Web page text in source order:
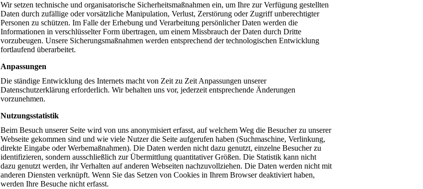
Wir setzen technische und organisatorische Sicherheitsmaßnahmen ein, um Ihre zur Verfügung gestellten
Daten durch zufällige oder vorsätzliche Manipulation, Verlust, Zerstörung oder Zugriff unberechtigter
Personen zu schützen. Im Falle der Erhebung und Verarbeitung persönlicher Daten werden die
Informationen in verschlüsselter Form übertragen, um einem Missbrauch der Daten durch Dritte
vorzubeugen. Unsere Sicherungsmaßnahmen werden entsprechend der technologischen Entwicklung
fortlaufend überarbeitet.
Anpassungen
Die ständige Entwicklung des Internets macht von Zeit zu Zeit Anpassungen unserer
Datenschutzerklärung erforderlich. Wir behalten uns vor, jederzeit entsprechende Änderungen
vorzunehmen.
Nutzungsstatistik
Beim Besuch unserer Seite wird von uns anonymisiert erfasst, auf welchem Weg die Besucher zu unserer
Webseite gekommen sind und wie viele Nutzer die Seite aufgerufen haben (Suchmaschine, Verlinkung,
direkte Eingabe oder Werbemaßnahmen). Die Daten werden nicht dazu genutzt, einzelne Besucher zu
identifizieren, sondern ausschließlich zur Übermittlung quantitativer Größen. Die Statistik kann nicht
dazu genutzt werden, ihr Verhalten auf anderen Webseiten nachzuvollziehen. Die Daten werden nicht mit
anderen Diensten verknüpft. Wenn Sie das Setzen von Cookies in Ihrem Browser deaktiviert haben,
werden Ihre Besuche nicht erfasst.